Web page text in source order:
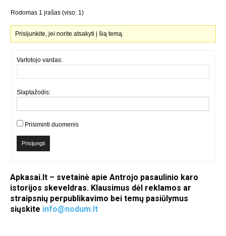
Rodomas 1 įrašas (viso: 1)
Prisijunkite, jei norite atsakyti į šią temą.
Vartotojo vardas:
Slaptažodis:
Prisiminti duomenis
Prisijungti
Apkasai.lt – svetainė apie Antrojo pasaulinio karo
istorijos skeveldras. Klausimus dėl reklamos ar
straipsnių perpublikavimo bei temų pasiūlymus
siųskite info@nodum.lt